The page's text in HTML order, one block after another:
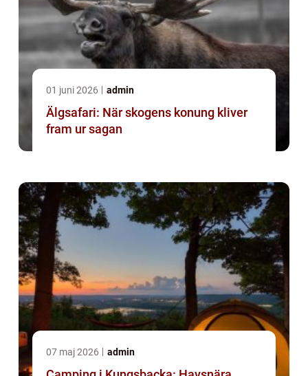
01 juni 2026 admin
Älgsafari: När skogens konung kliver
fram ur sagan
07 maj 2026 admin